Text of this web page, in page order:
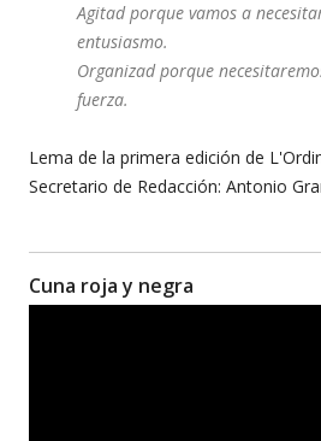
Agitad porque vamos a
entusiasmo.
Organizad porque
fuerza.
Lema de la primera edición de
Secretario de Redacción: Antonio
Cuna roja y negra